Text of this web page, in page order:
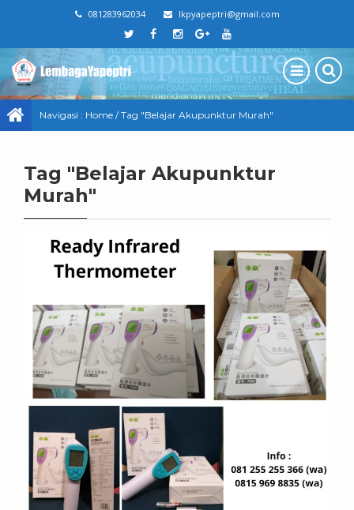
081283962034 lkpyapeptri@gmail.com
Navigasi : Home /Tag "Belajar Akupunktur Murah"
Tag "Belajar Akupunktur
Murah"